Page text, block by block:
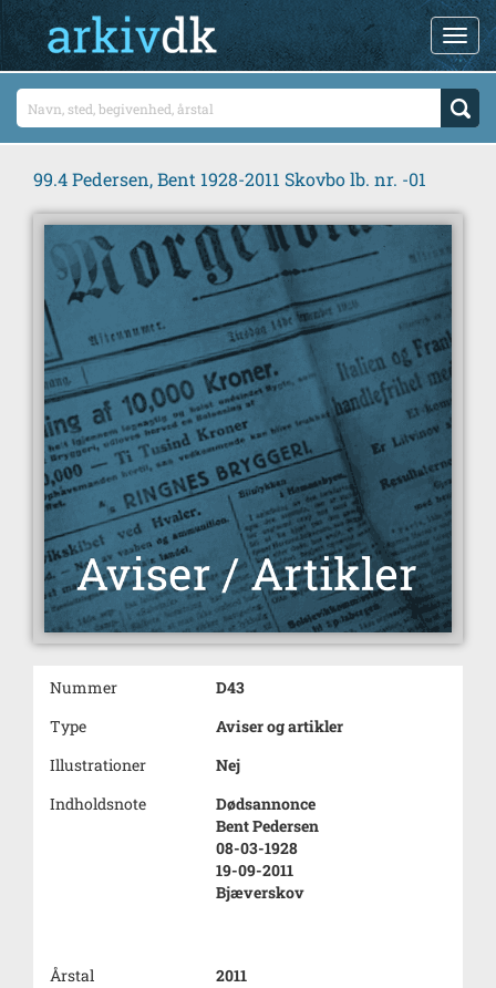
99.4 Pedersen, Bent 1928-2011 Skovbo lb. nr. -01
Nummer
D43
Type
Aviser og artikler
Illustrationer
Nej
Indholdsnote
Dødsannonce
Bent Pedersen
08-03-1928
19-09-2011
Bjæverskov
Årstal
2011